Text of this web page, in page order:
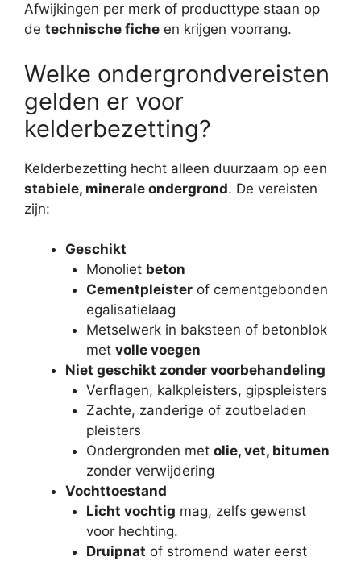
Afwijkingen per merk of producttype staan op
de technische fiche en krijgen voorrang.
Welke ondergrondvereisten
gelden er voor
kelderbezetting?
Kelderbezetting hecht alleen duurzaam op een
stabiele, minerale ondergrond. De vereisten
zijn:
Geschikt
Monoliet beton
Cementpleisterof cementgebonden
egalisatielaag
Metselwerk in baksteen of betonblok
met volle voegen
Niet geschikt zonder voorbehandeling
Verflagen, kalkpleisters, gipspleisters
Zachte, zanderige of zoutbeladen
pleisters
Ondergronden met olie, vet, bitumen
zonder verwijdering
Vochttoestand
Licht vochtig mag, zelfs gewenst
voor hechting.
Druipnat of stromend water eerst